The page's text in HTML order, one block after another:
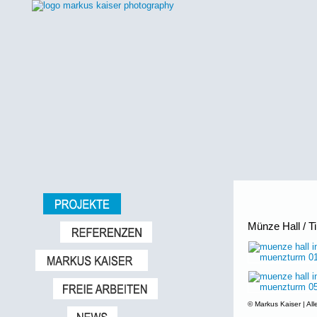
Münze Hall /
© Markus Kaiser |